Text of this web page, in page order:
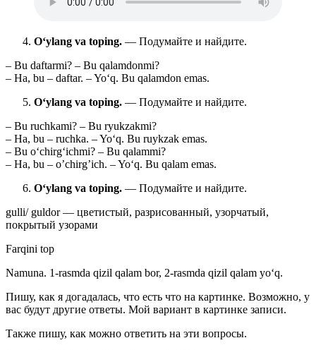
O‘ylang va toping. — Подумайте и найдите.
– Bu daftarmi? – Bu qalamdonmi?
– Ha, bu – daftar. – Yo‘q. Bu qalamdon emas.
O‘ylang va toping. — Подумайте и найдите.
– Bu ruchkami? – Bu ryukzakmi?
– Ha, bu – ruchka. – Yo‘q. Bu ruykzak emas.
– Bu o‘chirg‘ichmi? – Bu qalammi?
– Ha, bu – o’chirg’ich. – Yo‘q. Bu qalam emas.
O‘ylang va toping. — Подумайте и найдите.
gulli/ guldor — цветистый, разрисованный, узорчатый,
покрытый узорами
Farqini top
Namuna. 1-rasmda qizil qalam bor, 2-rasmda qizil qalam yo‘q.
Пишу, как я догадалась, что есть что на картинке. Возможно, у
вас будут другие ответы. Мой вариант в картинке записи.
Также пишу, как можно ответить на эти вопросы.